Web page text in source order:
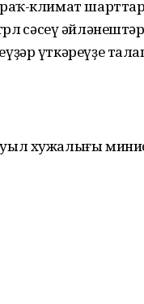
климат
сәсеү
үткәреүҙе
хужалығы